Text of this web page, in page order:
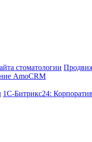
стоматологии
AmoCRM
1С-Битрикс24: